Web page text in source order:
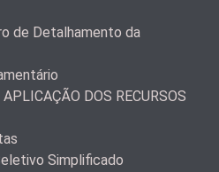
de Detalhamento da
DOS RECURSOS
Simplificado